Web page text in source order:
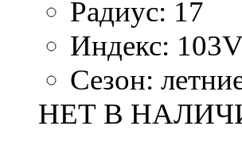
Радиус: 17
Индекс:
Сезон:
НЕТ В